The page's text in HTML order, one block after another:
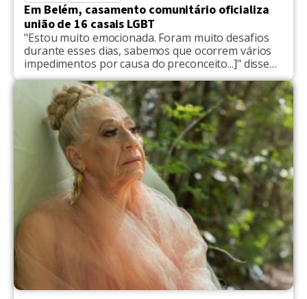
Em Belém, casamento comunitário oficializa
união de 16 casais LGBT
"Estou muito emocionada. Foram muito desafios
durante esses dias, sabemos que ocorrem vários
impedimentos por causa do preconceito...]" disse
Jane Gama